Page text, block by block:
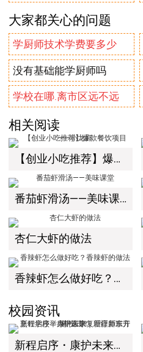
大家都关心的问题
学厨师技术学费要多少
没有基础能学厨师吗
学校在哪.离市区远不远
相关阅读
【创业小吃推荐】爆款餐饮项目——小龙虾
番茄虾滑汤——美味课堂
杏仁大虾的做法
香辣虾怎么做好吃？香辣虾的做法
校园资讯
新程启序・康护未来｜新疆新东方烹饪学校举办中医康复理疗师班开幕仪式！